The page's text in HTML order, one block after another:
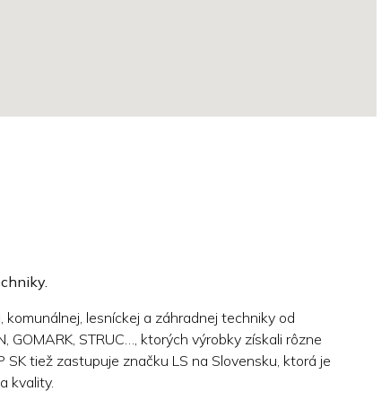
lesníckej a záhradnej techniky od
GOMARK, STRUC…, ktorých výrobky získali rôzne
SK tiež zastupuje značku LS na Slovensku, ktorá je
kvality.